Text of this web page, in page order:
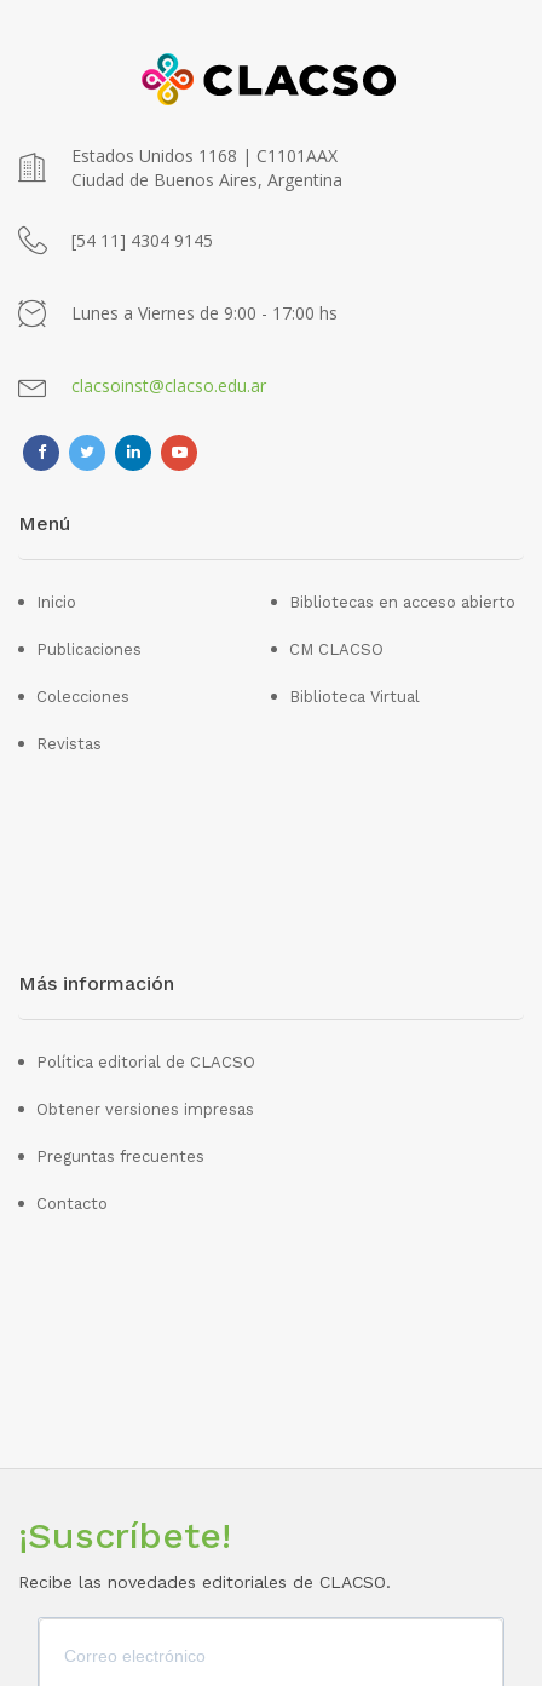
Estados Unidos 1168 | C1101AAX
Ciudad de Buenos Aires, Argentina
[54 11] 4304 9145
Lunes a Viernes de 9:00 - 17:00 hs
clacsoinst@clacso.edu.ar
Menú
Inicio
Publicaciones
Colecciones
Revistas
Bibliotecas en acceso abierto
CM CLACSO
Biblioteca Virtual
Más información
Política editorial de CLACSO
Obtener versiones impresas
Preguntas frecuentes
Contacto
¡Suscríbete!
Recibe las novedades editoriales de CLACSO.